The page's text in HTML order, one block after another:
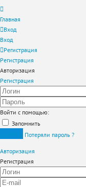
Главная
Вход
Вход
Регистрация
Регистрация
Авторизация
Регистрация
Войти с помощью:
Запомнить
Потеряли пароль ?
Авторизация
Регистрация